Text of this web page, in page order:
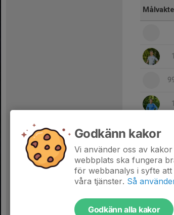
1
1
Dela
Godkänn kakor
Vi använder oss av
webbplats ska fungera
för webbanalys i syfte
våra tjänster. Så
Godkänn alla kakor